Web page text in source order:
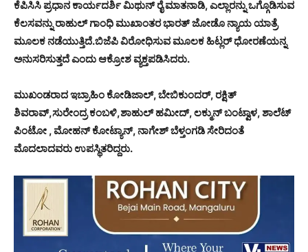
ಕೆಪಿಸಿಸಿ ಪ್ರಧಾನ ಕಾರ್ಯದರ್ಶಿ ಮಿಥುನ್ ರೈ ಮಾತನಾಡಿ, ಎಲ್ಲಾರನ್ನು ಒಗ್ಗೊಡಿಸುವ
ಕೆಲಸವನ್ನು ರಾಹುಲ್ ಗಾಂಧಿ ಮುಖಾಂತರ ಭಾರತ್ ಜೋಡೊ ನ್ಯಾಯ ಯಾತ್ರೆ
ಮೂಲಕ ನಡೆಯುತ್ತಿದೆ.ಬಿಜೆಪಿ ವಿರೋಧಿಸುವ ಮೂಲಕ ಹಿಟ್ಲರ್ ಧೋರಣೆಯನ್ನ
ಅನುಸರಿಸುತ್ತದೆ ಎಂದು ಆಕ್ರೋಶ ವ್ಯಕ್ತಪಡಿಸಿದರು.
ಮುಖಂಡರಾದ ಇಬ್ರಾಹಿಂ ಕೋಡಿಜಾಲ್, ಬೇಬಿಕುಂದರ್, ರಕ್ಷಿತ್
ಶಿವರಾವ್,ಸುರೇಂದ್ರ ಕಂಬಳಿ,ಶಾಹುಲ್ ಹಮೀದ್, ಲಕ್ಮುನ್ ಬಂಟ್ವಾಳ, ಶಾಲೆಟ್
ಪಿಂಟೋ , ಮೋಹನ್ ಕೋಟ್ಯಾನ್, ನಾಗೇಶ್ ಬೆಳ್ತಂಗಡಿ ಸೇರಿದಂತೆ
ಮೊದಲಾದವರು ಉಪಸ್ಥಿತರಿದ್ದರು.